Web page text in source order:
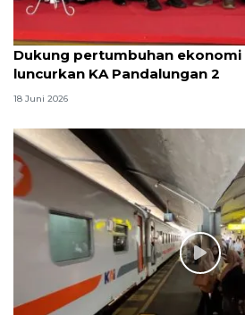
Dukung pertumbuhan ekonomi
luncurkan KA Pandalungan 2
18 Juni 2026